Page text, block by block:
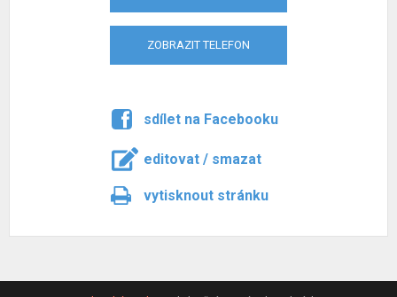
ZOBRAZIT TELEFON
sdílet na Facebooku
editovat / smazat
vytisknout stránku